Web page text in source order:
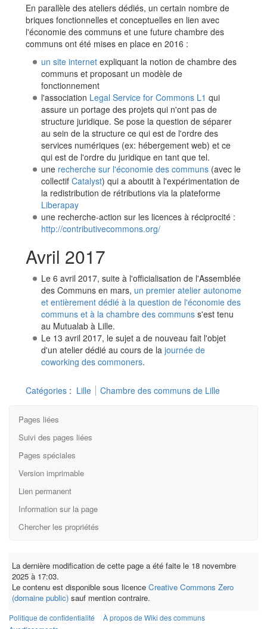
En parallèle des ateliers dédiés, un certain nombre de
briques fonctionnelles et conceptuelles en lien avec
l'économie des communs et une future chambre des
communs ont été mises en place en 2016 :
un site internetexpliquant la notion de chambre des
communs et proposant un modèle de
fonctionnement
l'association Legal Service for Commons L1 qui
assure un portage des projets qui n'ont pas de
structure juridique. Se pose la question de séparer
au sein de la structure ce qui est de l'ordre des
services numériques (ex: hébergement web) et ce
qui est de l'ordre du juridique en tant que tel.
une recherche sur l'économie des communs(avec le
collectif Catalyst) qui a aboutit à l'expérimentation de
la redistribution de rétributions via la plateforme
Liberapay
une recherche-action sur les licences à réciprocité :
http://contributivecommons.org/
Avril 2017
Le 6 avril 2017, suite à l'officialisation de l'Assemblée
des Communs en mars, un premier atelier autonome
et entièrement dédié à la question de l'économie des
communs et à la chambre des communss'est tenu
au Mutualab à Lille.
Le 13 avril 2017, le sujet a de nouveau fait l'objet
d'un atelier dédié au cours de la journée de
coworking des commoners.
Catégories : Lille Chambre des communs de Lille
Pages liées
Suivi des pages liées
Pages spéciales
Version imprimable
Lien permanent
Information sur la page
Chercher les propriétés
La dernière modification de cette page a été faite le 18 novembre
2025 à 17:03.
Le contenu est disponible sous licence Creative Commons Zero
(domaine public) sauf mention contraire.
Politique de confidentialité
À propos de Wiki des communs